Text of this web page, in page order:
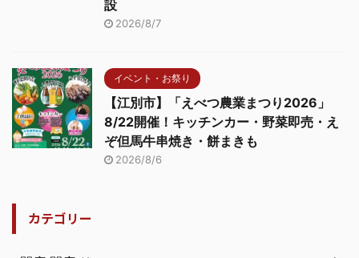
設
2026/8/7
イベント・お祭り
【江別市】「えべつ農業まつり2026」
8/22開催！キッチンカー・野菜即売・え
ぞ但馬牛串焼き・餅まきも
2026/8/6
カテゴリー